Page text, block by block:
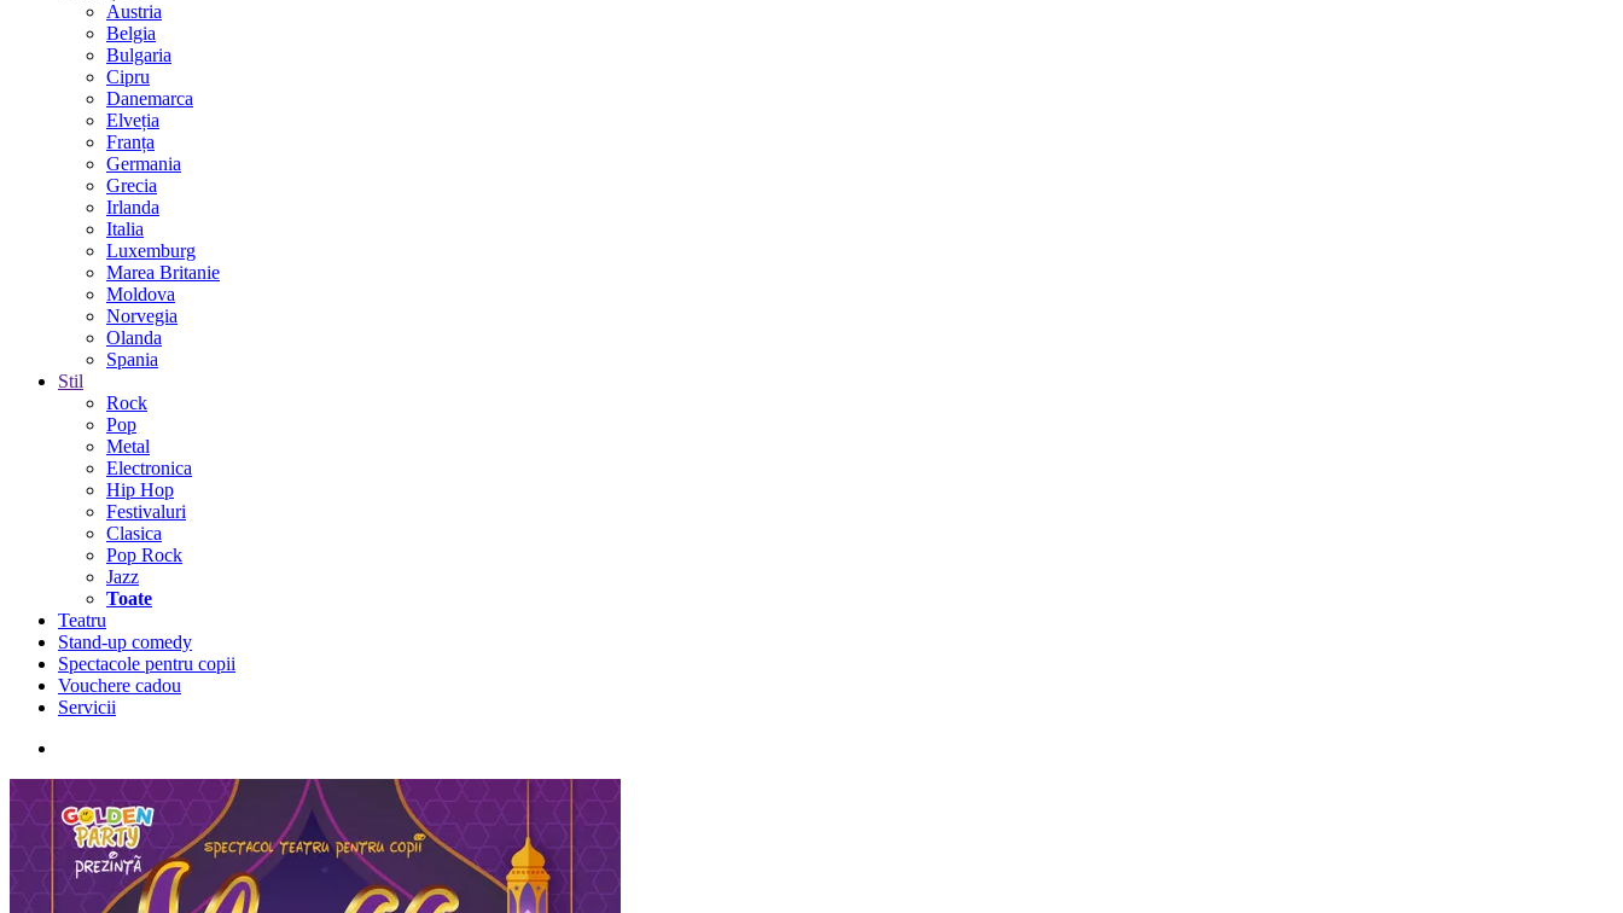
Austria
Belgia
Bulgaria
Cipru
Danemarca
Elveția
Franța
Germania
Grecia
Irlanda
Italia
Luxemburg
Marea Britanie
Moldova
Norvegia
Olanda
Spania
Stil
Rock
Pop
Metal
Electronica
Hip Hop
Festivaluri
Clasica
Pop Rock
Jazz
Toate
Teatru
Stand-up comedy
Spectacole pentru copii
Vouchere cadou
Servicii